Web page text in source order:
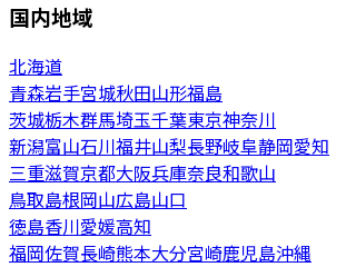
国内地域
北海道
青森岩手宮城秋田山形福島
茨城栃木群馬埼玉千葉東京神奈川
新潟富山石川福井山梨長野岐阜静岡愛知
三重滋賀京都大阪兵庫奈良和歌山
鳥取島根岡山広島山口
徳島香川愛媛高知
福岡佐賀長崎熊本大分宮崎鹿児島沖縄